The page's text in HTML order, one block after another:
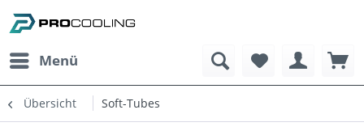
Menü
Übersicht Soft-Tubes